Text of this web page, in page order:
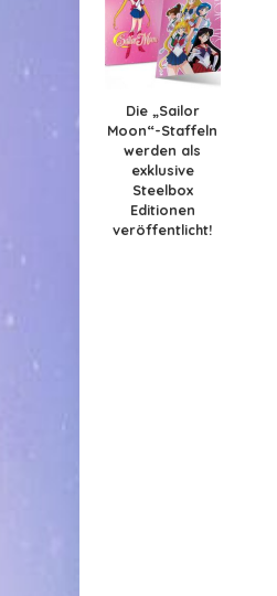
Die „Sailor
Moon“-Staffeln
werden als
exklusive
Steelbox
Editionen
veröffentlicht!